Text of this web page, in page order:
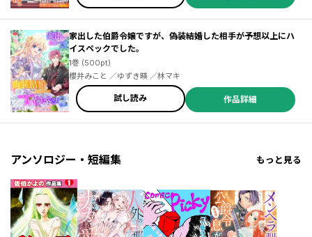
家出した伯爵令嬢ですが、偽装結婚した相手が予想以上にハ
イスペックでした。
1巻 (500pt)
櫻井みこと ／ゆずき暎 ／林マキ
試し読み 作品詳細
アンソロジー・短編集 もっと見る